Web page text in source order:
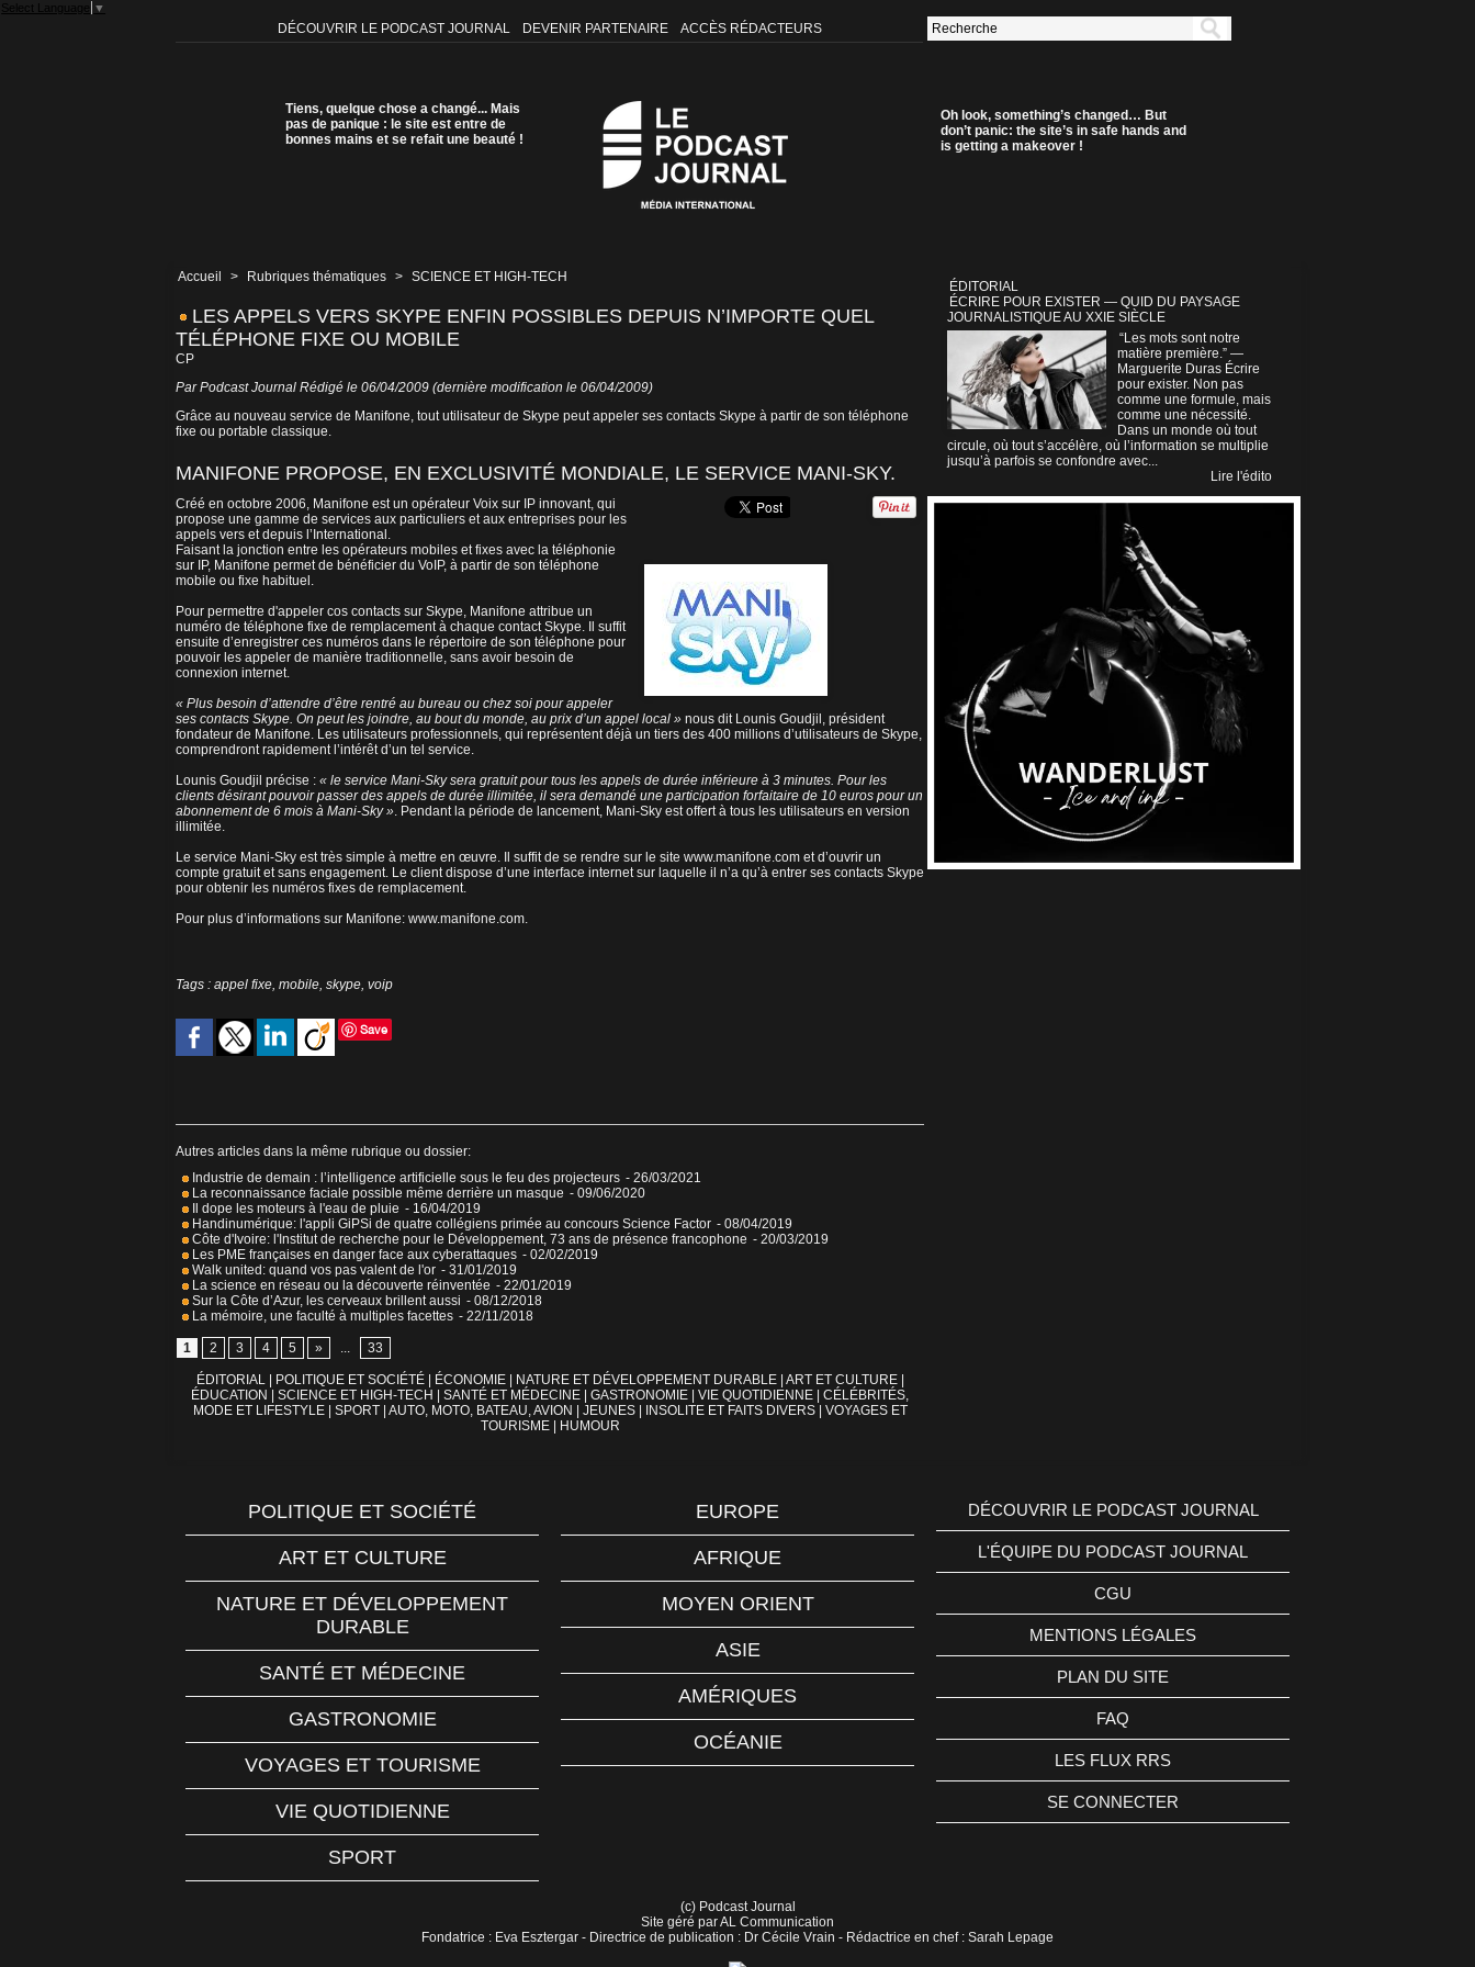
Select Language ▼
DÉCOUVRIR LE PODCAST JOURNAL DEVENIR PARTENAIRE ACCÈS RÉDACTEURS
Tiens, quelque chose a changé... Mais
pas de panique : le site est entre de
bonnes mains et se refait une beauté !
Oh look, something’s changed… But
don’t panic: the site’s in safe hands and
is getting a makeover !
Accueil > Rubriques thématiques > SCIENCE ET HIGH-TECH
LES APPELS VERS SKYPE ENFIN POSSIBLES DEPUIS N’IMPORTE QUEL
TÉLÉPHONE FIXE OU MOBILE
CP
Par Podcast Journal Rédigé le 06/04/2009 (dernière modification le 06/04/2009)
Grâce au nouveau service de Manifone, tout utilisateur de Skype peut appeler ses contacts Skype à partir de son téléphone
fixe ou portable classique.
MANIFONE PROPOSE, EN EXCLUSIVITÉ MONDIALE, LE SERVICE MANI-SKY.
Créé en octobre 2006, Manifone est un opérateur Voix sur IP innovant, qui
propose une gamme de services aux particuliers et aux entreprises pour les
appels vers et depuis l’International.
Faisant la jonction entre les opérateurs mobiles et fixes avec la téléphonie
sur IP, Manifone permet de bénéficier du VoIP, à partir de son téléphone
mobile ou fixe habituel.
Pour permettre d'appeler cos contacts sur Skype, Manifone attribue un
numéro de téléphone fixe de remplacement à chaque contact Skype. Il suffit
ensuite d’enregistrer ces numéros dans le répertoire de son téléphone pour
pouvoir les appeler de manière traditionnelle, sans avoir besoin de
connexion internet.
« Plus besoin d’attendre d’être rentré au bureau ou chez soi pour appeler
ses contacts Skype. On peut les joindre, au bout du monde, au prix d’un appel local » nous dit Lounis Goudjil, président
fondateur de Manifone. Les utilisateurs professionnels, qui représentent déjà un tiers des 400 millions d’utilisateurs de Skype,
comprendront rapidement l’intérêt d’un tel service.
Lounis Goudjil précise : « le service Mani-Sky sera gratuit pour tous les appels de durée inférieure à 3 minutes. Pour les
clients désirant pouvoir passer des appels de durée illimitée, il sera demandé une participation forfaitaire de 10 euros pour un
abonnement de 6 mois à Mani-Sky ». Pendant la période de lancement, Mani-Sky est offert à tous les utilisateurs en version
illimitée.
Le service Mani-Sky est très simple à mettre en œuvre. Il suffit de se rendre sur le site www.manifone.com et d’ouvrir un
compte gratuit et sans engagement. Le client dispose d’une interface internet sur laquelle il n’a qu’à entrer ses contacts Skype
pour obtenir les numéros fixes de remplacement.
Pour plus d’informations sur Manifone: www.manifone.com.
Tags : appel fixe, mobile, skype, voip
Save
Autres articles dans la même rubrique ou dossier:
Industrie de demain : l’intelligence artificielle sous le feu des projecteurs - 26/03/2021
La reconnaissance faciale possible même derrière un masque - 09/06/2020
Il dope les moteurs à l'eau de pluie - 16/04/2019
Handinumérique: l'appli GiPSi de quatre collégiens primée au concours Science Factor - 08/04/2019
Côte d'Ivoire: l'Institut de recherche pour le Développement, 73 ans de présence francophone - 20/03/2019
Les PME françaises en danger face aux cyberattaques - 02/02/2019
Walk united: quand vos pas valent de l'or - 31/01/2019
La science en réseau ou la découverte réinventée - 22/01/2019
Sur la Côte d’Azur, les cerveaux brillent aussi - 08/12/2018
La mémoire, une faculté à multiples facettes - 22/11/2018
1 2 3 4 5 » ... 33
ÉDITORIAL POLITIQUE ET SOCIÉTÉ ÉCONOMIE NATURE ET DÉVELOPPEMENT DURABLE ART ET CULTURE
ÉDUCATION
SCIENCE ET HIGH-TECH SANTÉ ET MÉDECINE GASTRONOMIE VIE QUOTIDIENNE
CÉLÉBRITÉS,
MODE ET LIFESTYLE
SPORT AUTO, MOTO, BATEAU, AVION JEUNES INSOLITE ET FAITS DIVERS
VOYAGES ET
TOURISME
HUMOUR
ÉDITORIAL
ÉCRIRE POUR EXISTER — QUID DU PAYSAGE
JOURNALISTIQUE AU XXIE SIÈCLE
“Les mots sont notre
matière première.” —
Marguerite Duras Écrire
pour exister. Non pas
comme une formule, mais
comme une nécessité.
Dans un monde où tout
circule, où tout s’accélère, où l’information se multiplie
jusqu’à parfois se confondre avec...
Lire l'édito
POLITIQUE ET SOCIÉTÉ
ART ET CULTURE
NATURE ET DÉVELOPPEMENT
DURABLE
SANTÉ ET MÉDECINE
GASTRONOMIE
VOYAGES ET TOURISME
VIE QUOTIDIENNE
SPORT
EUROPE
AFRIQUE
MOYEN ORIENT
ASIE
AMÉRIQUES
OCÉANIE
DÉCOUVRIR LE PODCAST JOURNAL
L'ÉQUIPE DU PODCAST JOURNAL
CGU
MENTIONS LÉGALES
PLAN DU SITE
FAQ
LES FLUX RRS
SE CONNECTER
(c) Podcast Journal
Site géré par AL Communication
Fondatrice : Eva Esztergar - Directrice de publication : Dr Cécile Vrain - Rédactrice en chef : Sarah Lepage